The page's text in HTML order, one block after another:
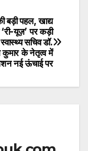
बड़ी पहल, खाद्य
यूज़’ पर कड़ी
सचिव डॉ.
कुमार के नेतृत्व में
नई ऊंचाई पर